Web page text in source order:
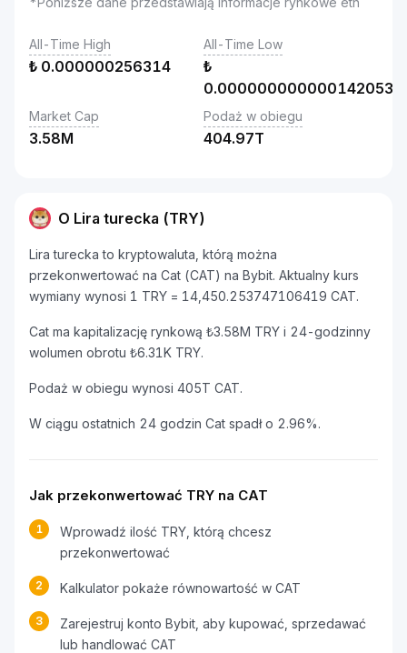
All-Time High
₺ 0.000000256314
All-Time Low
₺
0.000000000000142053
Market Cap
3.58M
Podaż w obiegu
404.97T
O Lira turecka (TRY)
Lira turecka to kryptowaluta, którą można
przekonwertować na Cat (CAT) na Bybit. Aktualny kurs
wymiany wynosi 1 TRY = 14,450.253747106419 CAT.
Cat ma kapitalizację rynkową ₺3.58M TRY i 24-godzinny
wolumen obrotu ₺6.31K TRY.
Podaż w obiegu wynosi 405T CAT.
W ciągu ostatnich 24 godzin Cat spadł o 2.96%.
Jak przekonwertować TRY na CAT
1
Wprowadź ilość TRY, którą chcesz
przekonwertować
2 Kalkulator pokaże równowartość w CAT
3
Zarejestruj konto Bybit, aby kupować, sprzedawać
lub handlować CAT